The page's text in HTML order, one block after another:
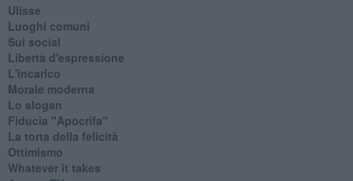
Ulisse
Luoghi comuni
Sui social
Libertà d'espressione
L'incarico
Morale moderna
Lo slogan
Fiducia "Apocrifa"
La torta della felicità
Ottimismo
Whatever it takes